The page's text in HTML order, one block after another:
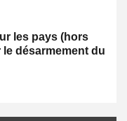
les pays (hors
désarmement du